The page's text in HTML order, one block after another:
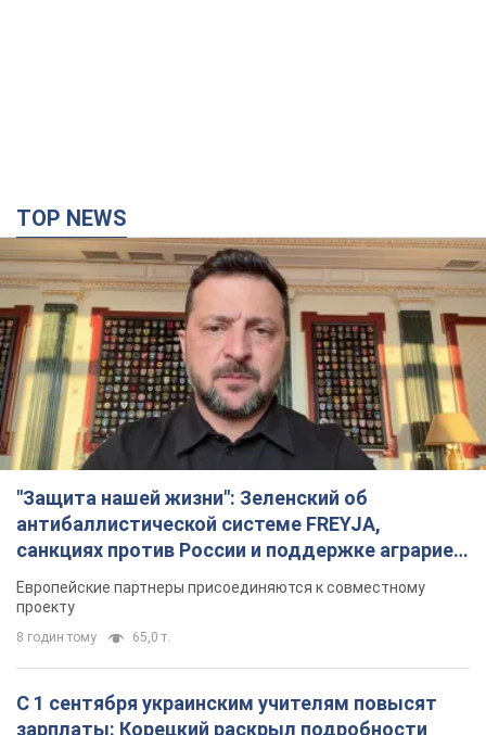
"Защита нашей жизни": Зеленский об
антибаллистической системе FREYJA,
санкциях против России и поддержке аграриев.
Видео
Европейские партнеры присоединяются к совместному
проекту
8 годин тому 65,0 т.
С 1 сентября украинским учителям повысят
зарплаты: Корецкий раскрыл подробности
Одновременно с повышением зарплат педагогам
правительство объявило об увеличении студенческих
стипендий
4 години тому
просьбу Зеленского о передаче Украине ракет